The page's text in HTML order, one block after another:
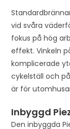
e
w
vid svåra
fokus på hög
effekt. Vinkeln
komplicerade
cykelställ och
är för
Inbyggd
Den inbyggda